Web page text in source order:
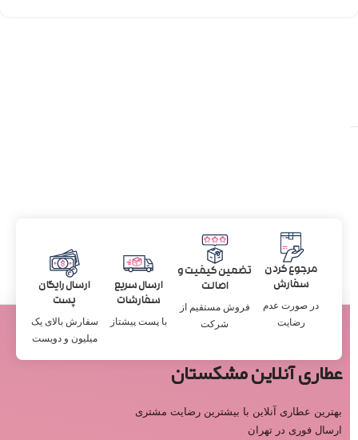
مرجوع کردن
سفارش
در صورت عدم
رضایت
تضمین کیفیت و
اصالت
فروش مستقیم از
شرکت
ارسال سریع
سفارشات
با پست پیشتاز
ارسال رایگان
پست
سفارش بالای یک
میلیون و دویست
عطاری آنلاین مشکستان
بهترین عطاری آنلاین با بیشترین رضایت مشتری
ارسال فوری در تهران